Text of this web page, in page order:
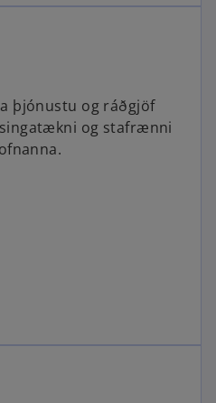
þjónustu og ráðgjöf
og stafrænni